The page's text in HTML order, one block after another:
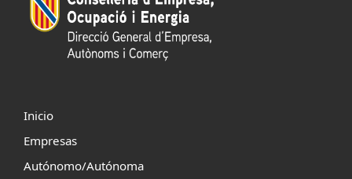
Inicio
Empresas
Autónomo/Autónoma